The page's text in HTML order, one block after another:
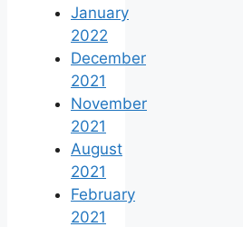
January
2022
December
2021
November
2021
August
2021
February
2021